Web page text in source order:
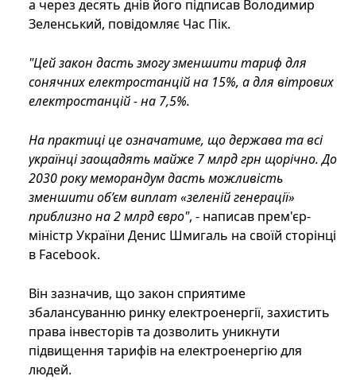
а через десять днів його підписав Володимир
Зеленський, повідомляє Час Пік.
"Цей закон дасть змогу зменшити тариф для
сонячних електростанцій на 15%, а для вітрових
електростанцій - на 7,5%.
На практиці це означатиме, що держава та всі
українці заощадять майже 7 млрд грн щорічно. До
2030 року меморандум дасть можливість
зменшити об’єм виплат «зеленій генерації»
приблизно на 2 млрд євро", - написав прем'єр-
міністр України Денис Шмигаль на своїй сторінці
в Facebook.
Він зазначив, що закон сприятиме
збалансуванню ринку електроенергії, захистить
права інвесторів та дозволить уникнути
підвищення тарифів на електроенергію для
людей.